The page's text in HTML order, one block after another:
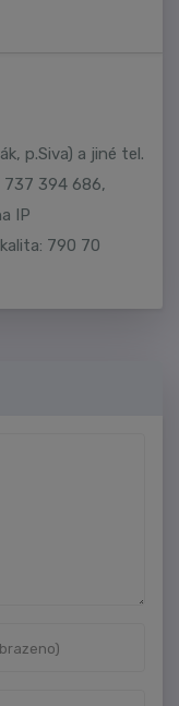
p.Siva) a jiné tel.
737 394 686,
IP
790 70